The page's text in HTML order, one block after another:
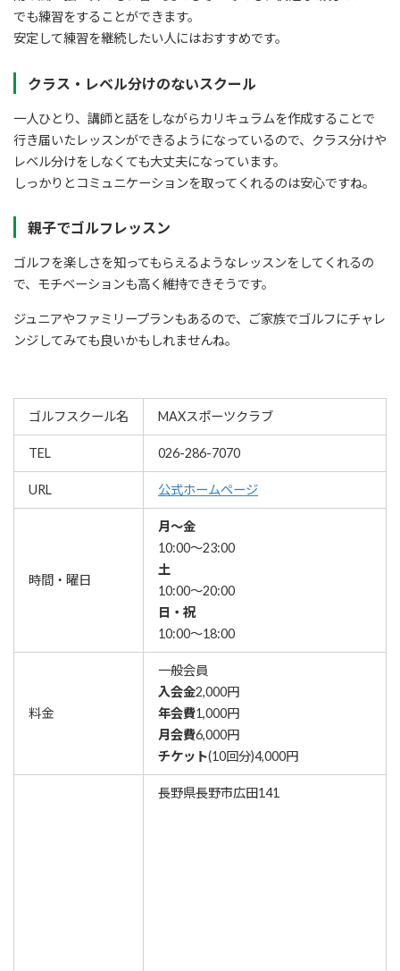
でも練習をすることができます。
安定して練習を継続したい人にはおすすめです。
クラス・レベル分けのないスクール
一人ひとり、講師と話をしながらカリキュラムを作成することで
行き届いたレッスンができるようになっているので、クラス分けや
レベル分けをしなくても大丈夫になっています。
しっかりとコミュニケーションを取ってくれるのは安心ですね。
親子でゴルフレッスン
ゴルフを楽しさを知ってもらえるようなレッスンをしてくれるの
で、モチベーションも高く維持できそうです。
ジュニアやファミリープランもあるので、ご家族でゴルフにチャレ
ンジしてみても良いかもしれませんね。
ゴルフスクール名 MAXスポーツクラブ
TEL 026-286-7070
URL 公式ホームページ
時間・曜日
月～金
10:00～23:00
土
10:00～20:00
日・祝
10:00～18:00
料金
一般会員
入会金2,000円
年会費1,000円
月会費6,000円
チケット(10回分)4,000円
長野県長野市広田141